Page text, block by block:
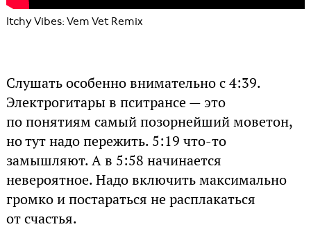
Itchy Vibes: Vem Vet Remix
Слушать особенно внимательно с 4:39.
Электрогитары в пситрансе — это
по понятиям самый позорнейший моветон,
но тут надо пережить. 5:19 что-то
замышляют. А в 5:58 начинается
невероятное. Надо включить максимально
громко и постараться не расплакаться
от счастья.